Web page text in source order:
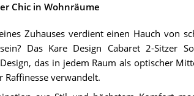
Chic in Wohnräume
Zuhauses verdient einen Hauch von
Das Kare Design Cabaret 2-Sitzer
das in jedem Raum als optischer
Raffinesse verwandelt.